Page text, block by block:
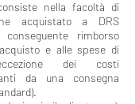
nella facoltà di
acquistato a DRS
rimborso
e alle spese di
dei costi
da una consegna